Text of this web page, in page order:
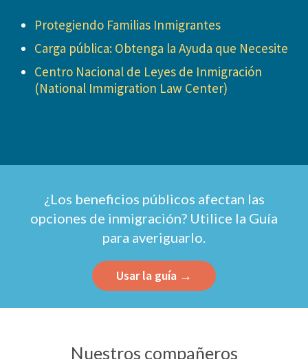
Protegiendo Familias Inmigrantes
Carga pública: Obtenga la Ayuda que Necesite
Centro Nacional de Leyes de Inmigración
(National Immigration Law Center)
¿Los beneficios públicos afectan las
opciones de inmigración? Utilice la Guía
para averiguarlo.
Usar la guía →
Nuestros compañeros